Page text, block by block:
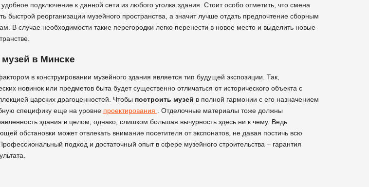
подключение к данной сети из любого уголка здания. Стоит особо отметить, что смена
быстрой реорганизации музейного пространства, а значит лучше отдать предпочтение сборным
В случае необходимости такие перегородки легко перенести в новое место и выделить новые
музей в Минске
в конструировании музейного здания является тип будущей экспозиции. Так,
новинок или предметов быта будет существенно отличаться от исторического объекта с
царских драгоценностей. Чтобы построить музей в полной гармонии с его назначением
специфику еще на уровне проектирования
. Отделочные материалы тоже должны
здания в целом, однако, слишком большая вычурность здесь ни к чему. Ведь
обстановки может отвлекать внимание посетителя от экспонатов, не давая постичь всю
подход и достаточный опыт в сфере музейного строительства – гарантия